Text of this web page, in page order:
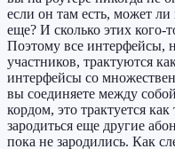
если он там есть, может ли
еще? И сколько этих кого-
Поэтому все интерфейсы,
участников, трактуются
интерфейсы со
вы соединяете между
кордом, это трактуется
зародиться еще другие
пока не зародились. Как